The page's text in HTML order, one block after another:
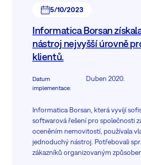
5/10/2023
Informatica Borsan
nástroj nejvyšší úrovně
klientů.
Datum
implementace:
Duben 2020.
Informatica Borsan, která vyvíjí
softwarová řešení pro společnosti
oceněním nemovitostí, používala
jednoduchý nástroj. Potřebovali
zákazníků organizovaným